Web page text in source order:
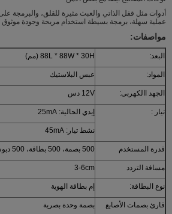
أدوات مثل قفل الذاتي والعبث مثيرة للقلق، والبرمجة
عملية سهلة، برمجة بسيطة استخدام مريحة وجودة موثوق
مواصفات:
البعد: 88L * 88W * 30H (مم)
المواد: عبس البلاستيك
الجهد االكهربى: 12V دس
تيار : إيدي الحالية: 25mA
نشط تيار: 45mA
قدرة المستخدم 500 بصمة، 500 بطاقة، 500 دبوس
مسافة التردد 3-6cm
نوع البطاقة: إم بطاقة الهوية
قارئ بصمات الأصابع بصمة وحدة بصرية